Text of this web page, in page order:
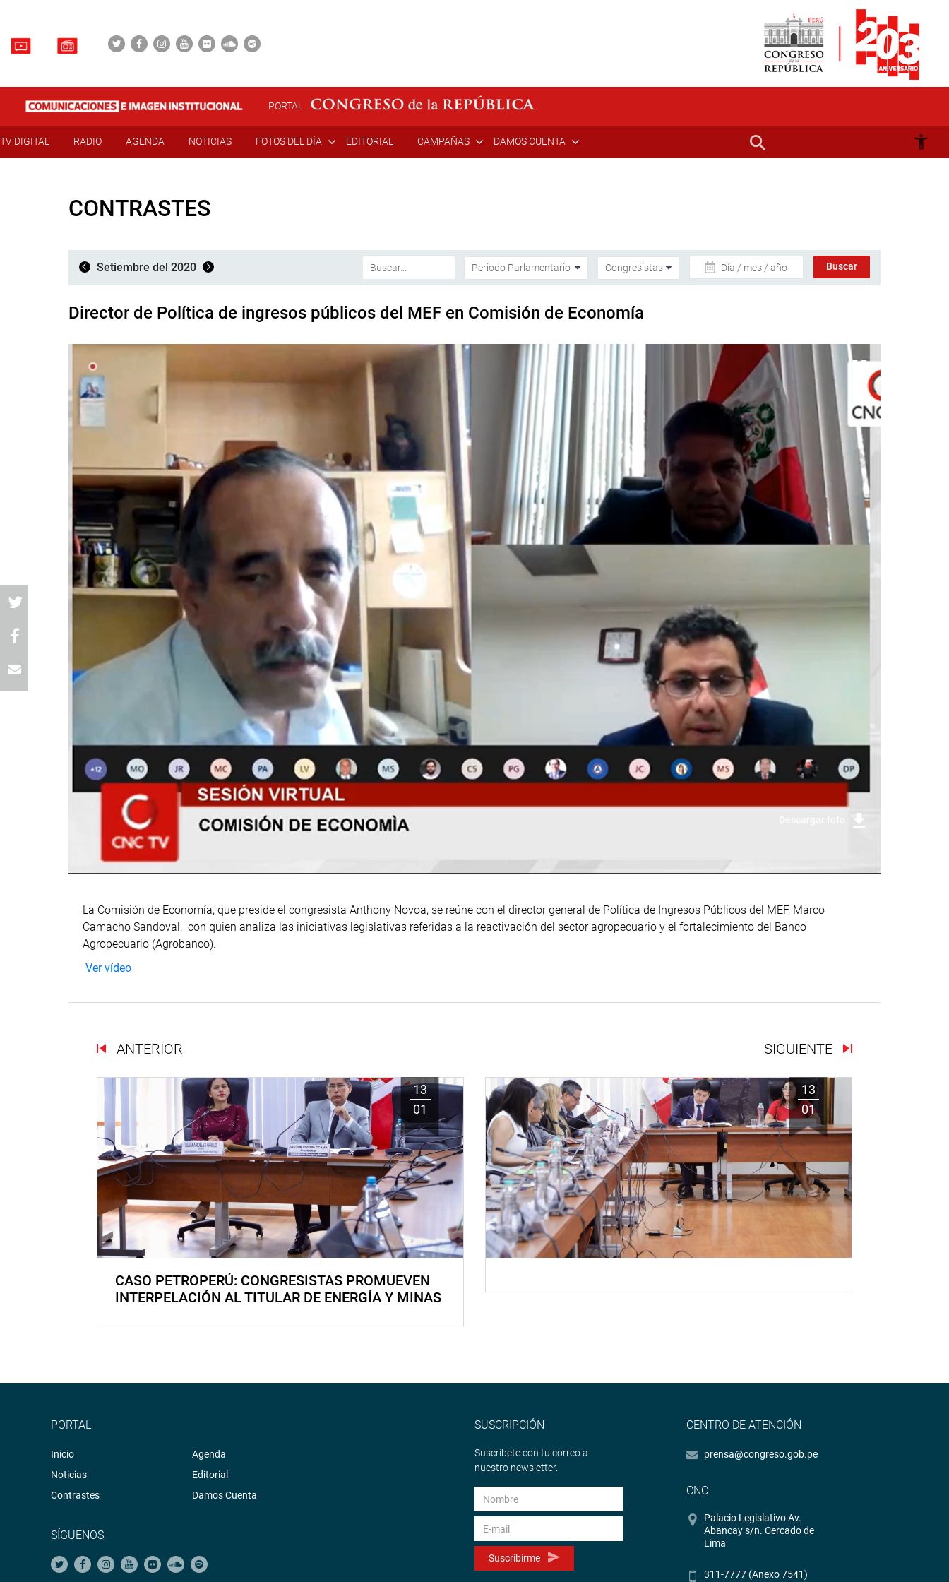
PORTAL
TV DIGITAL RADIO AGENDA NOTICIAS FOTOS DEL DÍA EDITORIAL CAMPAÑAS DAMOS CUENTA
CONTRASTES
Setiembre del 2020 Día / mes / año
Director de Política de ingresos públicos del MEF en Comisión de Economía
La Comisión de Economía, que preside el congresista Anthony Novoa, se reúne con el director general de Política de Ingresos Públicos del MEF, Marco
Camacho Sandoval, con quien analiza las iniciativas legislativas referidas a la reactivación del sector agropecuario y el fortalecimiento del Banco
Agropecuario (Agrobanco).
Ver vídeo
ANTERIOR SIGUIENTE
13
01
CASO PETROPERÚ: CONGRESISTAS PROMUEVEN
INTERPELACIÓN AL TITULAR DE ENERGÍA Y MINAS
13
01
PORTAL
Inicio
Noticias
Contrastes
Agenda
Editorial
Damos Cuenta
SÍGUENOS
SUSCRIPCIÓN
Suscríbete con tu correo a
nuestro newsletter.
Suscribirme
CENTRO DE ATENCIÓN
prensa@congreso.gob.pe
CNC
Palacio Legislativo Av.
Abancay s/n. Cercado de
Lima
311-7777 (Anexo 7541)